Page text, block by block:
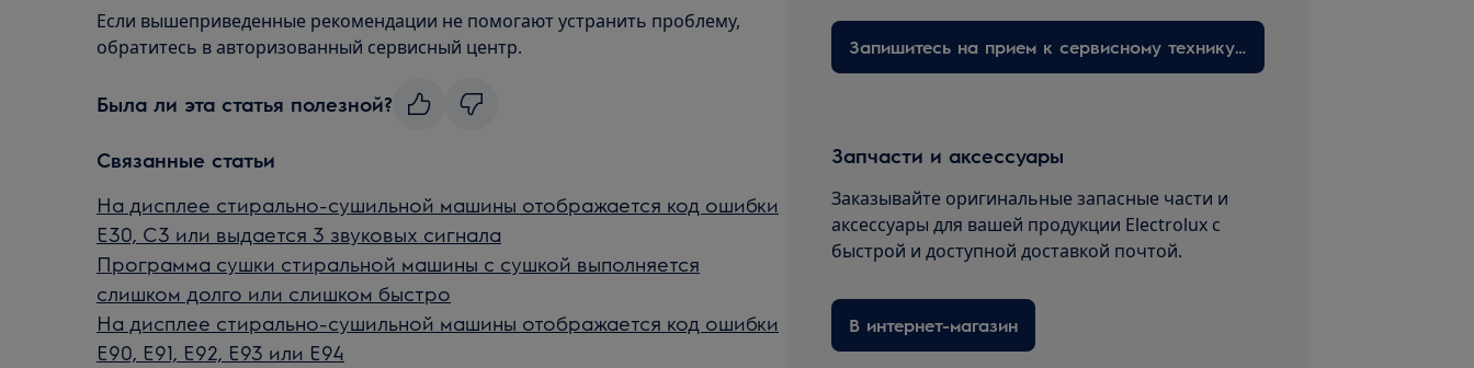
Если вышеприведенные рекомендации не помогают устранить проблему,
обратитесь в авторизованный сервисный центр.
Была ли эта статья полезной?
Связанные статьи
На дисплее стирально-сушильной машины отображается код ошибки
E30, C3 или выдается 3 звуковых сигнала
Программа сушки стиральной машины с сушкой выполняется
слишком долго или слишком быстро
На дисплее стирально-сушильной машины отображается код ошибки
E90, E91, E92, E93 или E94
Запишитесь на прием к сервисному технику здесь
Запчасти и аксессуары
Заказывайте оригинальные запасные части и
аксессуары для вашей продукции Electrolux с
быстрой и доступной доставкой почтой.
В интернет-магазин